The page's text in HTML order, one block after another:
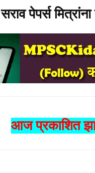
सराव पेपर्स
आज प्रकाशित